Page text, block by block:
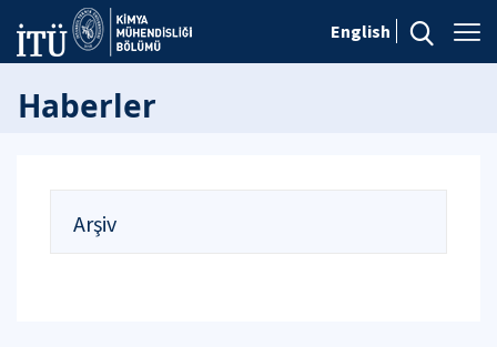
English
Haberler
Arşiv